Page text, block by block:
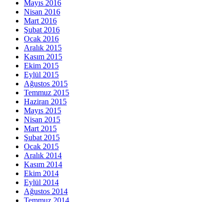
Mayıs 2016
Nisan 2016
Mart 2016
Şubat 2016
Ocak 2016
Aralık 2015
Kasım 2015
Ekim 2015
Eylül 2015
Ağustos 2015
Temmuz 2015
Haziran 2015
Mayıs 2015
Nisan 2015
Mart 2015
Şubat 2015
Ocak 2015
Aralık 2014
Kasım 2014
Ekim 2014
Eylül 2014
Ağustos 2014
Temmuz 2014